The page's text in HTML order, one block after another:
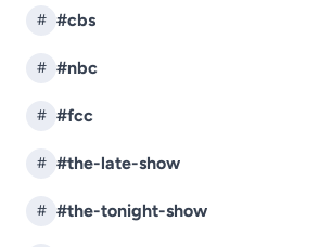
# #cbs
# #nbc
# #fcc
# #the-late-show
# #the-tonight-show